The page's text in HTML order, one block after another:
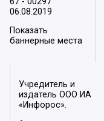
06.08.2019
Показать
баннерные места
Учредитель и
издатель ООО ИА
«Инфорос».